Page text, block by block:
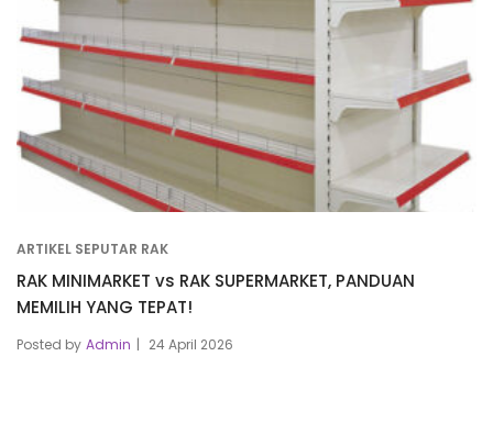
ARTIKEL SEPUTAR RAK
RAK MINIMARKET vs RAK SUPERMARKET, PANDUAN
MEMILIH YANG TEPAT!
Posted by Admin 24 April 2026